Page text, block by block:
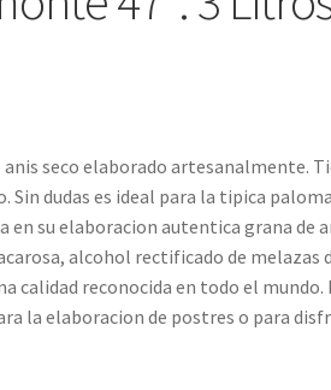
seco elaborado artesanalmente.
Sin dudas es ideal para la tipica
en su elaboracion autentica grana de
alcohol rectificado de melazas
calidad reconocida en todo el
la elaboracion de postres o para